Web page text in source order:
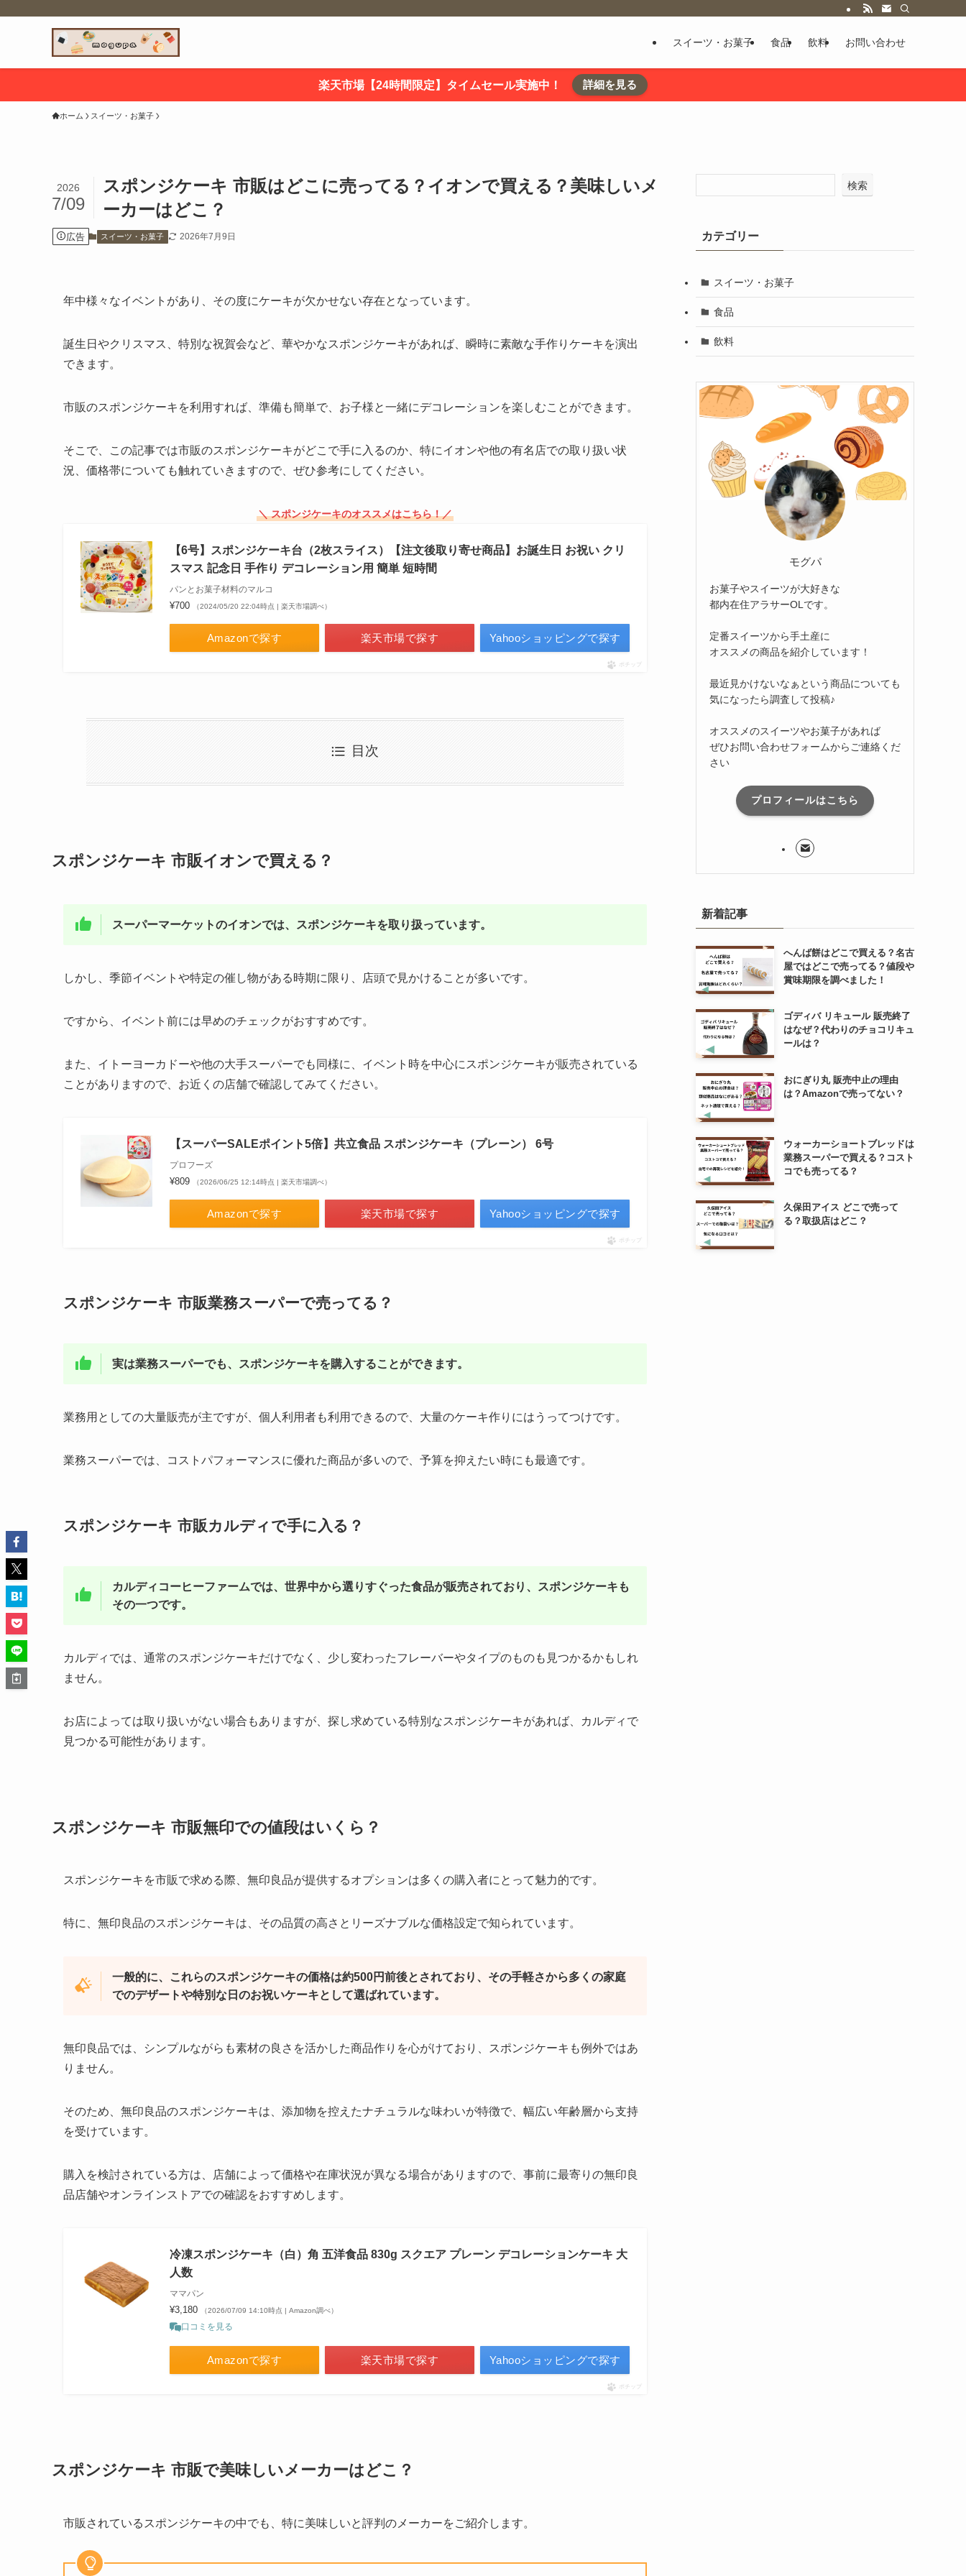
スイーツ・お菓子 食品 飲料 お問い合わせ
楽天市場【24時間限定】タイムセール実施中！ 詳細を見る
ホーム スイーツ・お菓子
スポンジケーキ 市販はどこに売ってる？イオンで買える？美味しいメ
ーカーはどこ？
2026
7/09
広告 スイーツ・お菓子 2026年7月9日
年中様々なイベントがあり、その度にケーキが欠かせない存在となっています。
誕生日やクリスマス、特別な祝賀会など、華やかなスポンジケーキがあれば、瞬時に素敵な手作りケーキを演出
できます。
市販のスポンジケーキを利用すれば、準備も簡単で、お子様と一緒にデコレーションを楽しむことができます。
そこで、この記事では市販のスポンジケーキがどこで手に入るのか、特にイオンや他の有名店での取り扱い状
況、価格帯についても触れていきますので、ぜひ参考にしてください。
＼ スポンジケーキのオススメはこちら！／
【6号】スポンジケーキ台（2枚スライス）【注文後取り寄せ商品】お誕生日 お祝い クリ
スマス 記念日 手作り デコレーション用 簡単 短時間
パンとお菓子材料のマルコ
¥700 （2024/05/20 22:04時点 | 楽天市場調べ）
Amazonで探す 楽天市場で探す Yahooショッピングで探す
ポチップ
目次
スポンジケーキ 市販イオンで買える？
スーパーマーケットのイオンでは、スポンジケーキを取り扱っています。
しかし、季節イベントや特定の催し物がある時期に限り、店頭で見かけることが多いです。
ですから、イベント前には早めのチェックがおすすめです。
また、イトーヨーカドーや他の大手スーパーでも同様に、イベント時を中心にスポンジケーキが販売されている
ことがありますので、お近くの店舗で確認してみてください。
【スーパーSALEポイント5倍】共立食品 スポンジケーキ（プレーン） 6号
プロフーズ
¥809 （2026/06/25 12:14時点 | 楽天市場調べ）
Amazonで探す 楽天市場で探す Yahooショッピングで探す
ポチップ
スポンジケーキ 市販業務スーパーで売ってる？
実は業務スーパーでも、スポンジケーキを購入することができます。
業務用としての大量販売が主ですが、個人利用者も利用できるので、大量のケーキ作りにはうってつけです。
業務スーパーでは、コストパフォーマンスに優れた商品が多いので、予算を抑えたい時にも最適です。
スポンジケーキ 市販カルディで手に入る？
カルディコーヒーファームでは、世界中から選りすぐった食品が販売されており、スポンジケーキも
その一つです。
カルディでは、通常のスポンジケーキだけでなく、少し変わったフレーバーやタイプのものも見つかるかもしれ
ません。
お店によっては取り扱いがない場合もありますが、探し求めている特別なスポンジケーキがあれば、カルディで
見つかる可能性があります。
スポンジケーキ 市販無印での値段はいくら？
スポンジケーキを市販で求める際、無印良品が提供するオプションは多くの購入者にとって魅力的です。
特に、無印良品のスポンジケーキは、その品質の高さとリーズナブルな価格設定で知られています。
一般的に、これらのスポンジケーキの価格は約500円前後とされており、その手軽さから多くの家庭
でのデザートや特別な日のお祝いケーキとして選ばれています。
無印良品では、シンプルながらも素材の良さを活かした商品作りを心がけており、スポンジケーキも例外ではあ
りません。
そのため、無印良品のスポンジケーキは、添加物を控えたナチュラルな味わいが特徴で、幅広い年齢層から支持
を受けています。
購入を検討されている方は、店舗によって価格や在庫状況が異なる場合がありますので、事前に最寄りの無印良
品店舗やオンラインストアでの確認をおすすめします。
冷凍スポンジケーキ（白）角 五洋食品 830g スクエア プレーン デコレーションケーキ 大
人数
ママパン
¥3,180 （2026/07/09 14:10時点 | Amazon調べ）
口コミを見る
Amazonで探す 楽天市場で探す Yahooショッピングで探す
ポチップ
スポンジケーキ 市販で美味しいメーカーはどこ？
市販されているスポンジケーキの中でも、特に美味しいと評判のメーカーをご紹介します。
検索
カテゴリー
スイーツ・お菓子
食品
飲料
モグパ
お菓子やスイーツが大好きな
都内在住アラサーOLです。
定番スイーツから手土産に
オススメの商品を紹介しています！
最近見かけないなぁという商品についても
気になったら調査して投稿♪
オススメのスイーツやお菓子があれば
ぜひお問い合わせフォームからご連絡くだ
さい
プロフィールはこちら
新着記事
へんば餅はどこで買える？名古
屋ではどこで売ってる？値段や
賞味期限を調べました！
ゴディバ リキュール 販売終了
はなぜ？代わりのチョコリキュ
ールは？
おにぎり丸 販売中止の理由
は？Amazonで売ってない？
ウォーカーショートブレッドは
業務スーパーで買える？コスト
コでも売ってる？
久保田アイス どこで売って
る？取扱店はどこ？